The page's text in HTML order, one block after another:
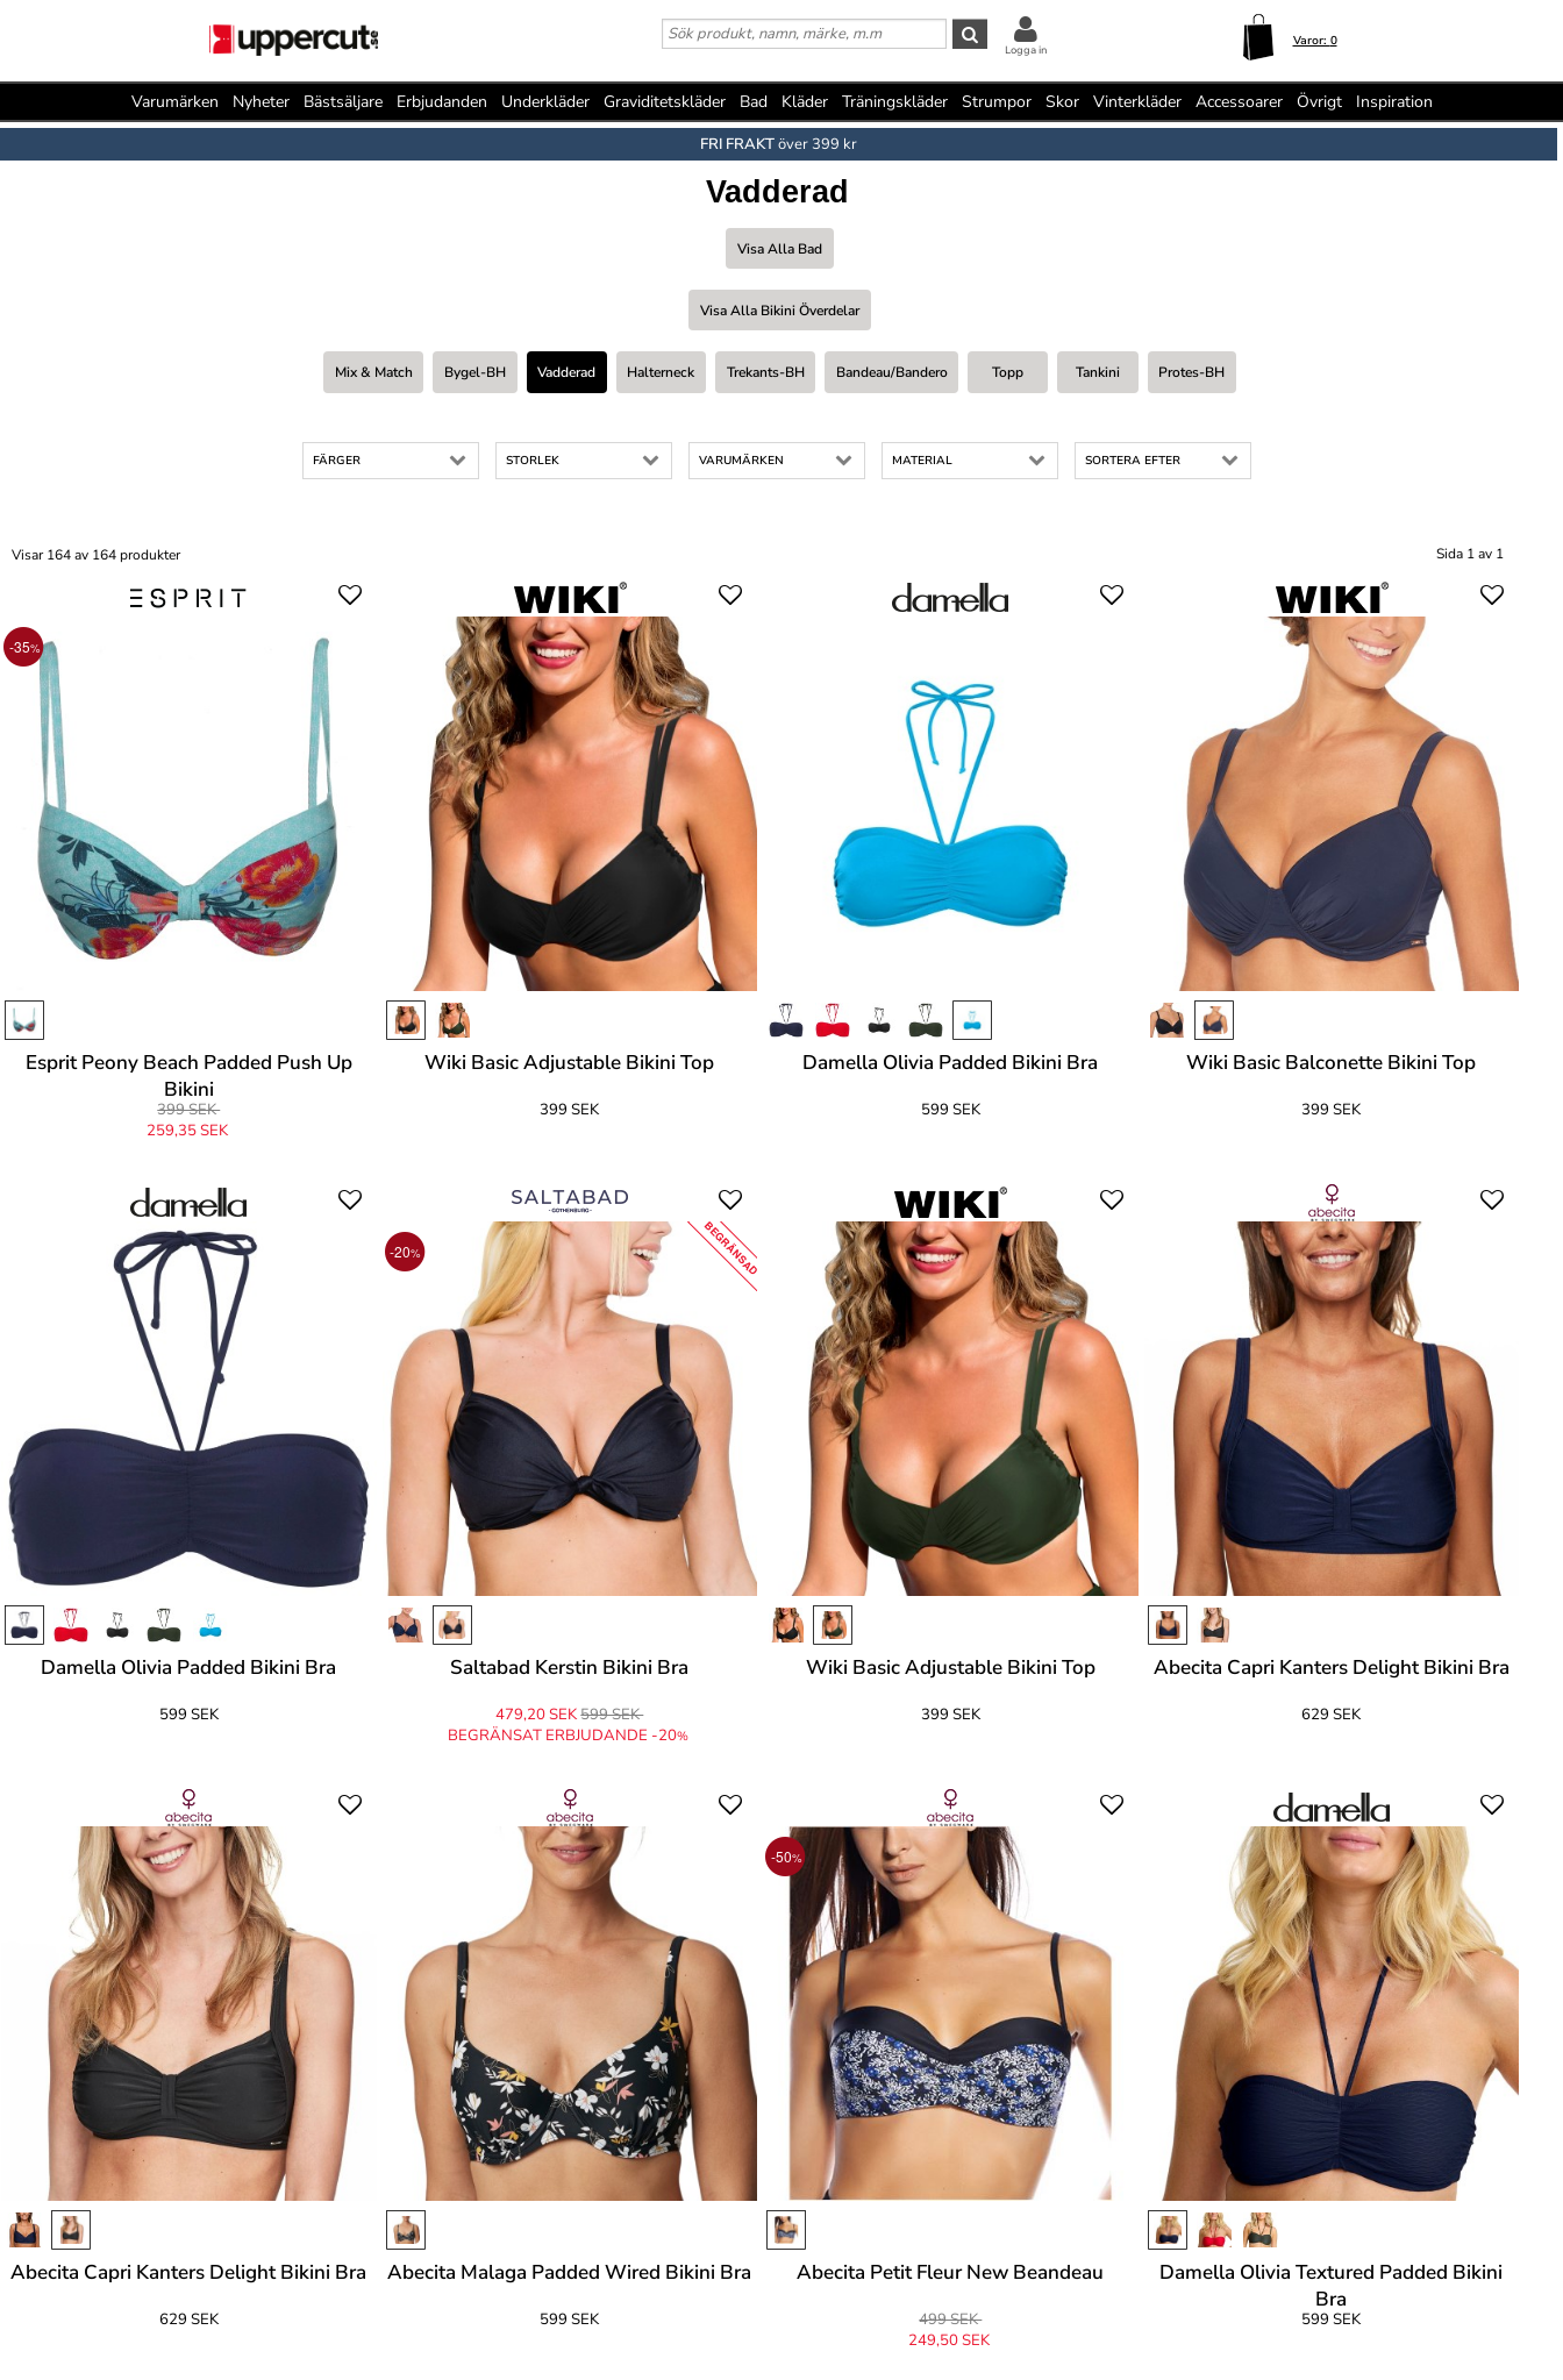
Varor: 0
Logga in
Varumärken Nyheter Bästsäljare Erbjudanden Underkläder Graviditetskläder Bad Kläder Träningskläder Strumpor Skor Vinterkläder Accessoarer Övrigt Inspiration
FRI FRAKTöver 399 kr
Vadderad
Visa Alla Bad
Visa Alla Bikini Överdelar
Mix & Match Bygel-BH Vadderad Halterneck Trekants-BH Bandeau/bandero Topp Tankini Protes-BH
FÄRGER STORLEK VARUMÄRKEN MATERIAL SORTERA EFTER
Sida 1 av 1
Visar 164 av 164 produkter
-35%
Esprit Peony Beach Padded Push Up
Bikini
399 SEK
259,35 SEK
Wiki Basic Adjustable Bikini Top
399 SEK
Damella Olivia Padded Bikini Bra
599 SEK
Wiki Basic Balconette Bikini Top
399 SEK
Damella Olivia Padded Bikini Bra
599 SEK
-20% BEGRÄNSAD
Saltabad Kerstin Bikini Bra
479,20 SEK599 SEK
BEGRÄNSAT ERBJUDANDE -20%
Wiki Basic Adjustable Bikini Top
399 SEK
Abecita Capri Kanters Delight Bikini Bra
629 SEK
Abecita Capri Kanters Delight Bikini Bra
629 SEK
Abecita Malaga Padded Wired Bikini Bra
599 SEK
-50%
Abecita Petit Fleur New Beandeau
499 SEK
249,50 SEK
Damella Olivia Textured Padded Bikini
Bra
599 SEK